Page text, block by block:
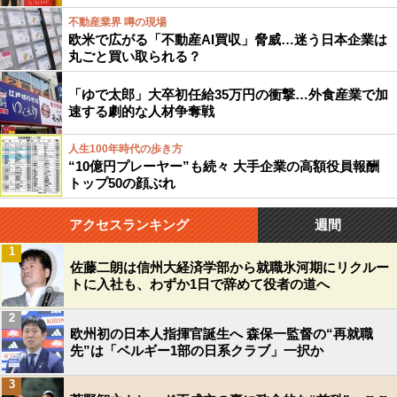
不動産業界 噂の現場
欧米で広がる「不動産AI買収」脅威…迷う日本企業は
丸ごと買い取られる？
「ゆで太郎」大卒初任給35万円の衝撃…外食産業で加
速する劇的な人材争奪戦
人生100年時代の歩き方
“10億円プレーヤー”も続々 大手企業の高額役員報酬
トップ50の顔ぶれ
アクセスランキング 週間
佐藤二朗は信州大経済学部から就職氷河期にリクルー
トに入社も、わずか1日で辞めて役者の道へ
1
欧州初の日本人指揮官誕生へ 森保一監督の“再就職
先”は「ベルギー1部の日系クラブ」一択か
2
3